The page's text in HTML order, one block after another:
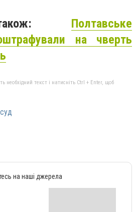
Полтавське
на чверть
необхідний текст і натисніть Ctrl + Enter, щоб
на наші джерела